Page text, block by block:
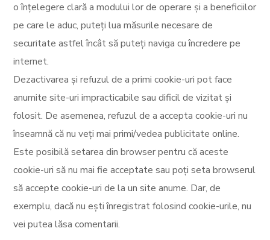
o înțelegere clară a modului lor de operare și a beneficiilor
pe care le aduc, puteți lua măsurile necesare de
securitate astfel încât să puteți naviga cu încredere pe
internet.
Dezactivarea și refuzul de a primi cookie-uri pot face
anumite site-uri impracticabile sau dificil de vizitat și
folosit. De asemenea, refuzul de a accepta cookie-uri nu
înseamnă că nu veți mai primi/vedea publicitate online.
Este posibilă setarea din browser pentru că aceste
cookie-uri să nu mai fie acceptate sau poți seta browserul
să accepte cookie-uri de la un site anume. Dar, de
exemplu, dacă nu ești înregistrat folosind cookie-urile, nu
vei putea lăsa comentarii.